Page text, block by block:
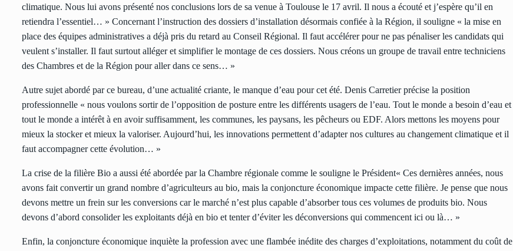
climatique. Nous lui avons présenté nos conclusions lors de sa venue à Toulouse le 17 avril. Il nous a écouté et j’espère qu’il en
retiendra l’essentiel… » Concernant l’instruction des dossiers d’installation désormais confiée à la Région, il souligne « la mise en
place des équipes administratives a déjà pris du retard au Conseil Régional. Il faut accélérer pour ne pas pénaliser les candidats qui
veulent s’installer. Il faut surtout alléger et simplifier le montage de ces dossiers. Nous créons un groupe de travail entre techniciens
des Chambres et de la Région pour aller dans ce sens… »
Autre sujet abordé par ce bureau, d’une actualité criante, le manque d’eau pour cet été. Denis Carretier précise la position
professionnelle « nous voulons sortir de l’opposition de posture entre les différents usagers de l’eau. Tout le monde a besoin d’eau et
tout le monde a intérêt à en avoir suffisamment, les communes, les paysans, les pêcheurs ou EDF. Alors mettons les moyens pour
mieux la stocker et mieux la valoriser. Aujourd’hui, les innovations permettent d’adapter nos cultures au changement climatique et il
faut accompagner cette évolution… »
La crise de la filière Bio a aussi été abordée par la Chambre régionale comme le souligne le Président« Ces dernières années, nous
avons fait convertir un grand nombre d’agriculteurs au bio, mais la conjoncture économique impacte cette filière. Je pense que nous
devons mettre un frein sur les conversions car le marché n’est plus capable d’absorber tous ces volumes de produits bio. Nous
devons d’abord consolider les exploitants déjà en bio et tenter d’éviter les déconversions qui commencent ici ou là… »
Enfin, la conjoncture économique inquiète la profession avec une flambée inédite des charges d’exploitations, notamment du coût de